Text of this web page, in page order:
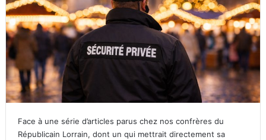
Face à une série d’articles parus chez nos confrères du
Républicain Lorrain, dont un qui mettrait directement sa